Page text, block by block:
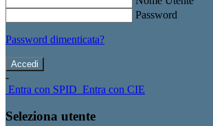
Password
Password dimenticata?
-
Entra con SPID Entra con CIE
Seleziona utente